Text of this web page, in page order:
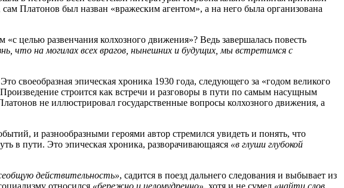
Платонов был назван «вражеским агентом», а на него была организована
целью развенчания колхозного движения»? Ведь завершалась повесть
что на могилах всех врагов, нынешних и будущих, мы встретимся с
своеобразная эпическая хроника 1930 года, следующего за «годом великого
строится как встречи и разговоры в пути по самым насущным
не иллюстрировал государственные вопросы колхозного движения, а
и разнообразными героями автор стремился увидеть и понять, что
в пути. Это эпическая хроника, разворачивающаяся «в глуши глубокой
действительность», садится в поезд дальнего следования и выбывает из
относился «бережно и целомудренно», хотя и не сумел «найти слов